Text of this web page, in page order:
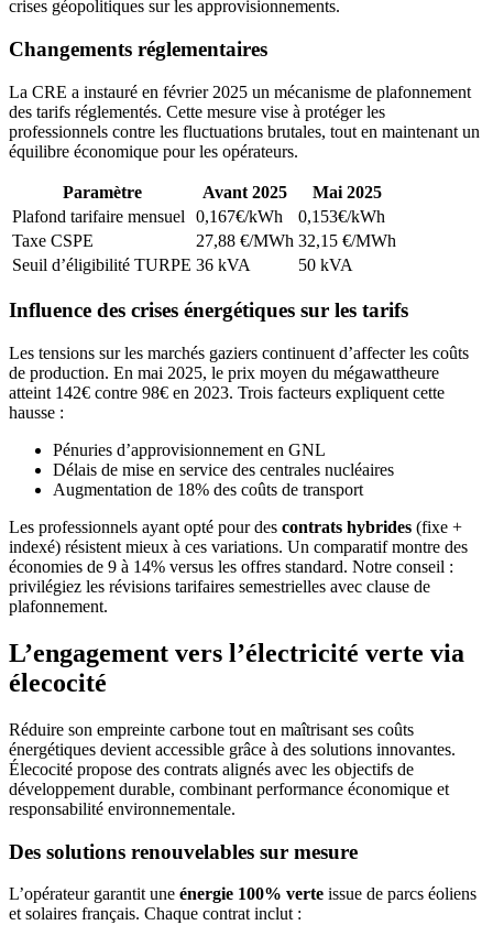
crises géopolitiques sur les approvisionnements.
Changements réglementaires
La CRE a instauré en février 2025 un mécanisme de plafonnement
des tarifs réglementés. Cette mesure vise à protéger les
professionnels contre les fluctuations brutales, tout en maintenant un
équilibre économique pour les opérateurs.
Paramètre Avant 2025
Mai 2025
Plafond tarifaire mensuel
0,167€/kWh
0,153€/kWh
Taxe CSPE
27,88 €/MWh 32,15 €/MWh
Seuil d’éligibilité TURPE 36 kVA 50 kVA
Influence des crises énergétiques sur les tarifs
Les tensions sur les marchés gaziers continuent d’affecter les coûts
de production. En mai 2025, le prix moyen du mégawattheure
atteint 142€ contre 98€ en 2023. Trois facteurs expliquent cette
hausse :
Pénuries d’approvisionnement en GNL
Délais de mise en service des centrales nucléaires
Augmentation de 18% des coûts de transport
Les professionnels ayant opté pour des contrats hybrides (fixe +
indexé) résistent mieux à ces variations. Un comparatif montre des
économies de 9 à 14% versus les offres standard. Notre conseil :
privilégiez les révisions tarifaires semestrielles avec clause de
plafonnement.
L’engagement vers l’électricité verte via
élecocité
Réduire son empreinte carbone tout en maîtrisant ses coûts
énergétiques devient accessible grâce à des solutions innovantes.
Élecocité propose des contrats alignés avec les objectifs de
développement durable, combinant performance économique et
responsabilité environnementale.
Des solutions renouvelables sur mesure
L’opérateur garantit une énergie 100% verte issue de parcs éoliens
et solaires français. Chaque contrat inclut :